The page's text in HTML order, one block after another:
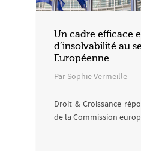
Un cadre efficace
d’insolvabilité au
Européenne
Par Sophie Vermeille
Droit & Croissance
de la Commission